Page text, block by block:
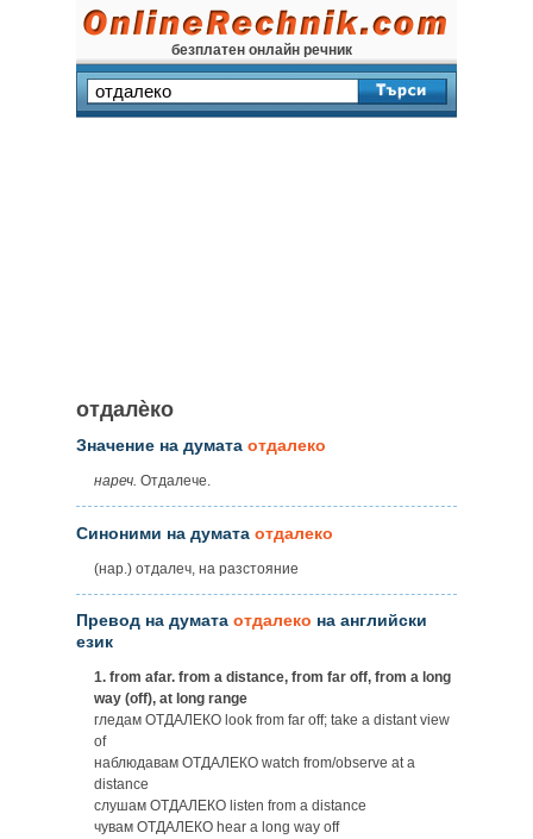
безплатен онлайн речник
отдалѐко
Значение на думата отдалеко
нареч. Отдалече.
Синоними на думата отдалеко
(нар.) отдалеч, на разстояние
Превод на думата отдалеко на английски
език
1. from afar. from a distance, from far off, from a long
way (off), at long range
гледам ОТДАЛЕКО look from far off; take a distant view
of
наблюдавам ОТДАЛЕКО watch from/observe at a
distance
слушам ОТДАЛЕКО listen from a distance
чувам ОТДАЛЕКО hear a long way off